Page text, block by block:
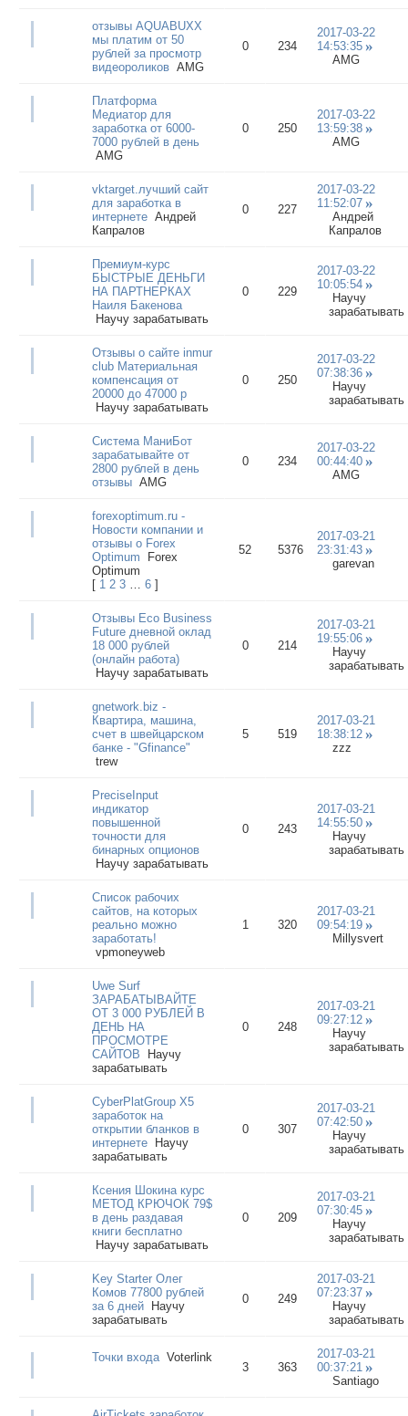
отзывы AQUABUXX
мы платим от 50
рублей за просмотр
видеороликов AMG
0 234
2017-03-22
14:53:35
AMG
Платформа
Медиатор для
заработка от 6000-
7000 рублей в день
AMG
0 250
2017-03-22
13:59:38
AMG
vktarget.лучший сайт
для заработка в
интернете Андрей
Капралов
0 227
2017-03-22
11:52:07
Андрей
Капралов
Премиум-курс
БЫСТРЫЕ ДЕНЬГИ
НА ПАРТНЕРКАХ
Наиля Бакенова
Научу зарабатывать
0 229
2017-03-22
10:05:54
Научу
зарабатывать
Отзывы о сайте inmur
club Материальная
компенсация от
20000 до 47000 р
Научу зарабатывать
0 250
2017-03-22
07:38:36
Научу
зарабатывать
Система МаниБот
зарабатывайте от
2800 рублей в день
отзывы AMG
0 234
2017-03-22
00:44:40
AMG
forexoptimum.ru -
Новости компании и
отзывы о Forex
Optimum
Forex
Optimum
[ 1 2 3 6 ]
52 5376
2017-03-21
23:31:43
garevan
Отзывы Eco Business
Future дневной оклад
18 000 рублей
(онлайн работа)
Научу зарабатывать
0 214
2017-03-21
19:55:06
Научу
зарабатывать
gnetwork.biz -
Квартира, машина,
счет в швейцарском
банке - "Gfinance"
trew
5 519
2017-03-21
18:38:12
zzz
PreciseInput
индикатор
повышенной
точности для
бинарных опционов
Научу зарабатывать
0 243
2017-03-21
14:55:50
Научу
зарабатывать
Список рабочих
сайтов, на которых
реально можно
заработать!
vpmoneyweb
1 320
2017-03-21
09:54:19
Millysvert
Uwe Surf
ЗАРАБАТЫВАЙТЕ
ОТ 3 000 РУБЛЕЙ В
ДЕНЬ НА
ПРОСМОТРЕ
САЙТОВ
Научу
зарабатывать
0 248
2017-03-21
09:27:12
Научу
зарабатывать
CyberPlatGroup X5
заработок на
открытии бланков в
интернете
Научу
зарабатывать
0 307
2017-03-21
07:42:50
Научу
зарабатывать
Ксения Шокина курс
МЕТОД КРЮЧОК 79$
в день раздавая
книги бесплатно
Научу зарабатывать
0 209
2017-03-21
07:30:45
Научу
зарабатывать
Key Starter Олег
Комов 77800 рублей
за 6 дней
Научу
зарабатывать
0 249
2017-03-21
07:23:37
Научу
зарабатывать
Точки входа Voterlink
3 363
2017-03-21
00:37:21
Santiago